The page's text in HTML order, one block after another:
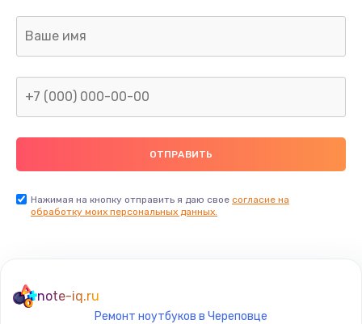
Нажимая на кнопку отправить я даю свое согласие на
обработку моих персональных данных.
note-iq.ru
Ремонт ноутбуков в Череповце